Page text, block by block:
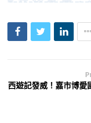
西遊記發威！嘉市博愛